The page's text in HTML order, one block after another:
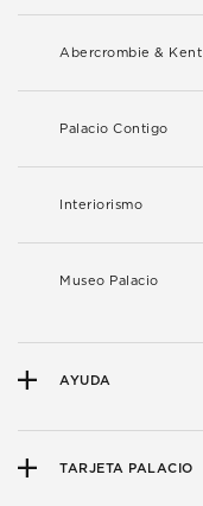
Abercrombie & Kent
Palacio Contigo
Interiorismo
Museo Palacio
AYUDA
TARJETA PALACIO